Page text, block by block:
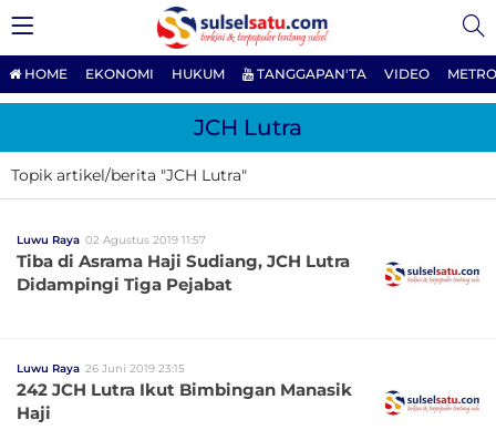
HOME EKONOMI HUKUM TANGGAPAN'TA VIDEO
JCH Lutra
Topik artikel/berita "JCH Lutra"
Luwu Raya 02 Agustus 2019 11:57
Tiba di Asrama Haji Sudiang, JCH Lutra
Didampingi Tiga Pejabat
Luwu Raya 26 Juni 2019 23:15
242 JCH Lutra Ikut Bimbingan Manasik
Haji